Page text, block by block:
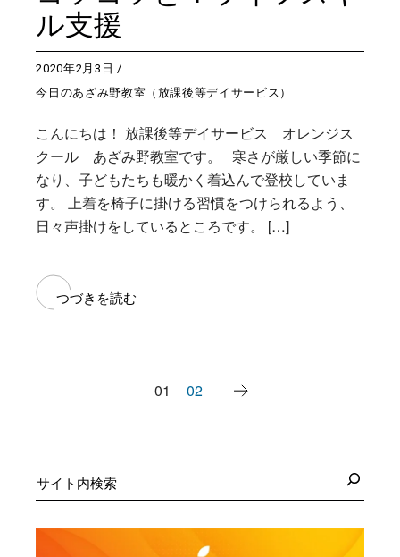
ル支援
2020年2月3日
今日のあざみ野教室（放課後等デイサービス）
こんにちは！ 放課後等デイサービス オレンジス
クール あざみ野教室です。 寒さが厳しい季節に
なり、子どもたちも暖かく着込んで登校していま
す。 上着を椅子に掛ける習慣をつけられるよう、
日々声掛けをしているところです。 […]
つづきを読む
ペ
ー
ジ
01 02
索